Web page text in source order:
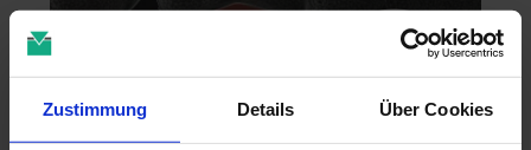
Zustimmung Details Über Cookies